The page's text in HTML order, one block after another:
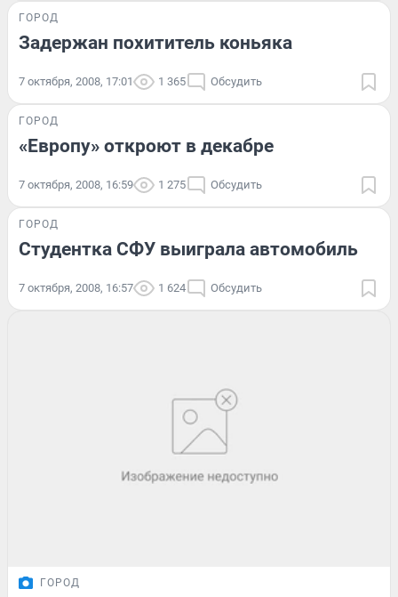
ГОРОД
Задержан похититель коньяка
7 октября, 2008, 17:01 1 365 Обсудить
ГОРОД
«Европу» откроют в декабре
7 октября, 2008, 16:59 1 275 Обсудить
ГОРОД
Студентка СФУ выиграла автомобиль
7 октября, 2008, 16:57 1 624 Обсудить
ГОРОД